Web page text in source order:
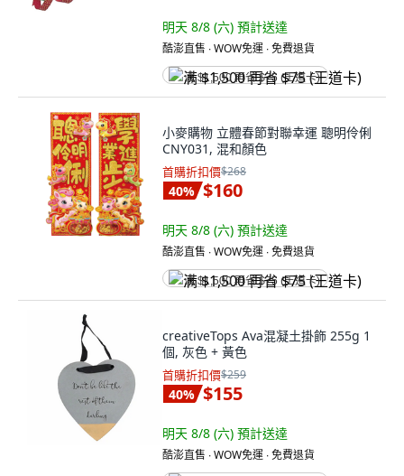
明天 8/8 (六) 預計送達
酷澎直售 ∙ WOW免運 ∙ 免費退貨
满 $1,500 再省 $75 (王道卡)
小麥購物 立體春節對聯幸運 聰明伶俐
CNY031, 混和顏色
首購折扣價$268
40% $160
明天 8/8 (六) 預計送達
酷澎直售 ∙ WOW免運 ∙ 免費退貨
满 $1,500 再省 $75 (王道卡)
creativeTops Ava混凝土掛飾 255g 1
個, 灰色 + 黃色
首購折扣價$259
40% $155
明天 8/8 (六) 預計送達
酷澎直售 ∙ WOW免運 ∙ 免費退貨